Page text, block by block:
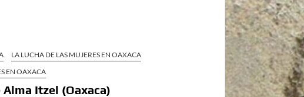
LA LUCHA DE LAS MUJERES EN OAXACA
EN OAXACA
Itzel (Oaxaca)